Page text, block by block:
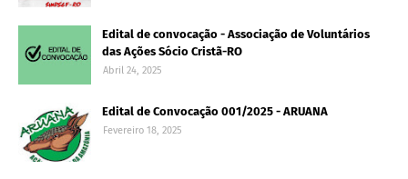
Edital de convocação - Associação de Voluntários
das Ações Sócio Cristã-RO
Abril 24, 2025
Edital de Convocação 001/2025 - ARUANA
Fevereiro 18, 2025